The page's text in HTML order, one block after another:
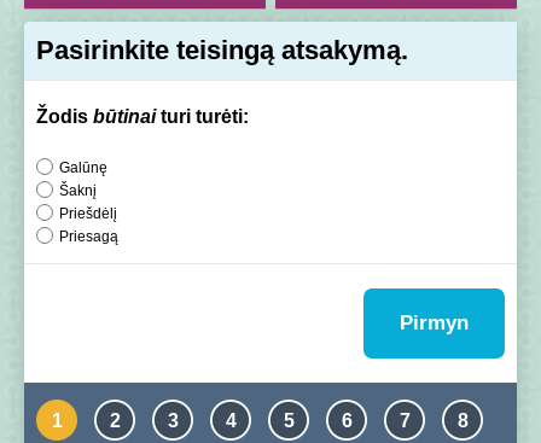
Pasirinkite teisingą atsakymą.
Žodis būtinaituri turėti:
Galūnę
Šaknį
Priešdėlį
Priesagą
Pirmyn
1 2 3 4 5 6 7 8